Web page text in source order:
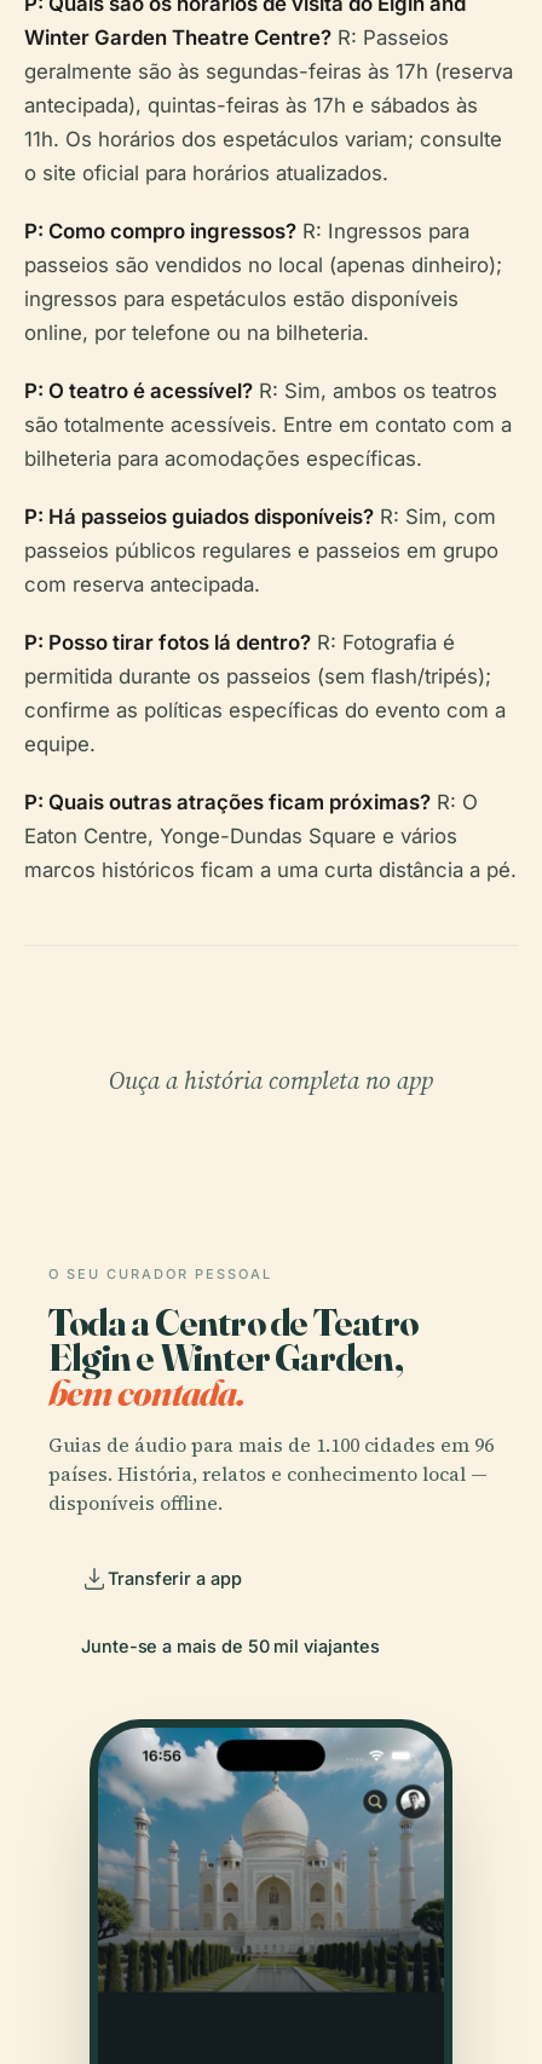
Winter Garden Theatre Centre? R: Passeios
geralmente são às segundas-feiras às 17h (reserva
antecipada), quintas-feiras às 17h e sábados às
11h. Os horários dos espetáculos variam; consulte
o site oficial para horários atualizados.
P: Como compro ingressos? R: Ingressos para
passeios são vendidos no local (apenas dinheiro);
ingressos para espetáculos estão disponíveis
online, por telefone ou na bilheteria.
P: O teatro é acessível? R: Sim, ambos os teatros
são totalmente acessíveis. Entre em contato com a
bilheteria para acomodações específicas.
P: Há passeios guiados disponíveis? R: Sim, com
passeios públicos regulares e passeios em grupo
com reserva antecipada.
P: Posso tirar fotos lá dentro? R: Fotografia é
permitida durante os passeios (sem flash/tripés);
confirme as políticas específicas do evento com a
equipe.
P: Quais outras atrações ficam próximas? R: O
Eaton Centre, Yonge-Dundas Square e vários
marcos históricos ficam a uma curta distância a pé.
Ouça a história completa no app
O SEU CURADOR PESSOAL
Toda a Centro de Teatro
Elgin e Winter Garden,
bem contada.
Guias de áudio para mais de 1.100 cidades em 96
países. História, relatos e conhecimento local —
disponíveis offline.
Transferir a app
Junte-se a mais de 50 mil viajantes